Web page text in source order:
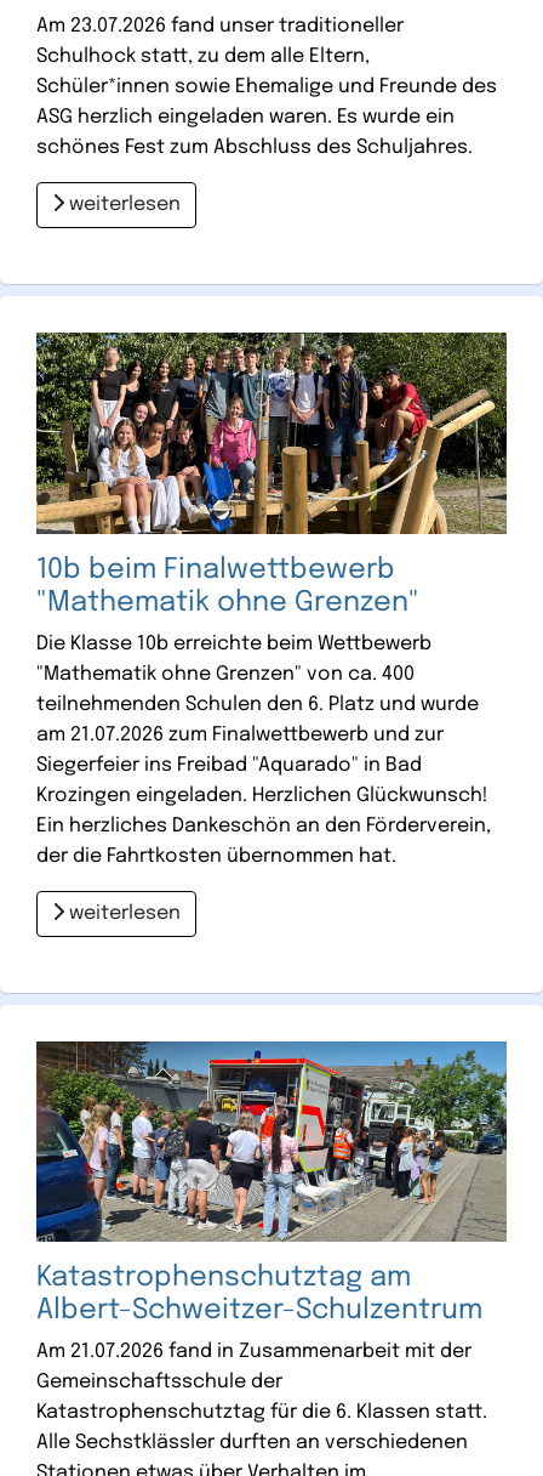
Am 23.07.2026 fand unser traditioneller
Schulhock statt, zu dem alle Eltern,
Schüler*innen sowie Ehemalige und Freunde des
ASG herzlich eingeladen waren. Es wurde ein
schönes Fest zum Abschluss des Schuljahres.
weiterlesen
10b beim Finalwettbewerb
"Mathematik ohne Grenzen"
Die Klasse 10b erreichte beim Wettbewerb
"Mathematik ohne Grenzen" von ca. 400
teilnehmenden Schulen den 6. Platz und wurde
am 21.07.2026 zum Finalwettbewerb und zur
Siegerfeier ins Freibad "Aquarado" in Bad
Krozingen eingeladen. Herzlichen Glückwunsch!
Ein herzliches Dankeschön an den Förderverein,
der die Fahrtkosten übernommen hat.
weiterlesen
Katastrophenschutztag am
Albert-Schweitzer-Schulzentrum
Am 21.07.2026 fand in Zusammenarbeit mit der
Gemeinschaftsschule der
Katastrophenschutztag für die 6. Klassen statt.
Alle Sechstklässler durften an verschiedenen